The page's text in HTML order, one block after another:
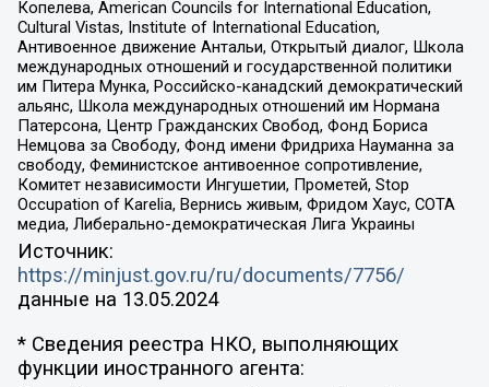
Копелева, American Councils for International Education,
Cultural Vistas, Institute of International Education,
Антивоенное движение Антальи, Открытый диалог, Школа
международных отношений и государственной политики
им Питера Мунка, Российско-канадский демократический
альянс, Школа международных отношений им Нормана
Патерсона, Центр Гражданских Свобод, Фонд Бориса
Немцова за Свободу, Фонд имени Фридриха Науманна за
свободу, Феминистское антивоенное сопротивление,
Комитет независимости Ингушетии, Прометей, Stop
Occupation of Karelia, Вернись живым, Фридом Хаус, СОТА
медиа, Либерально-демократическая Лига Украины
Источник:
https://minjust.gov.ru/ru/documents/7756/
данные на 13.05.2024
* Сведения реестра НКО, выполняющих
функции иностранного агента: